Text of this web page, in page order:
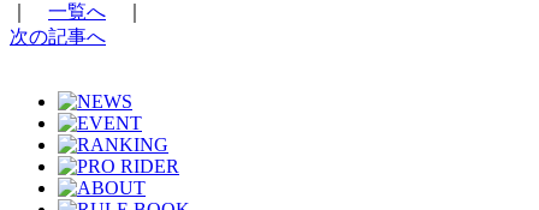
一覧へ
次の記事へ